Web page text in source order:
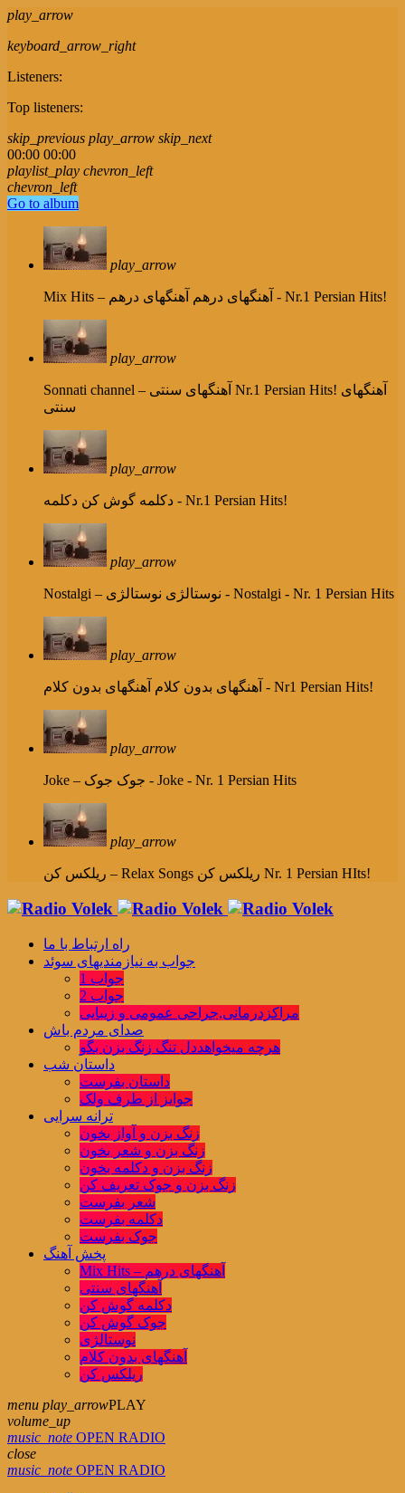
play_arrow
keyboard_arrow_right
Listeners:
Top listeners:
skip_previous play_arrow skip_next
00:00 00:00
playlist_play chevron_left
chevron_left
Go to album
play_arrow
Mix Hits – آهنگهای درهم آهنگهای درهم - Nr.1 Persian Hits!
play_arrow
Sonnati channel – آهنگهای سنتی Nr.1 Persian Hits! آهنگهای
سنتی
play_arrow
دکلمه گوش کن دکلمه - Nr.1 Persian Hits!
play_arrow
Nostalgi – نوستالژی نوستالژی - Nostalgi - Nr. 1 Persian Hits
play_arrow
آهنگهای بدون کلام آهنگهای بدون کلام - Nr1 Persian Hits!
play_arrow
Joke – جوک جوک - Joke - Nr. 1 Persian Hits
play_arrow
ریلکس کن – Relax Songs ریلکس کن Nr. 1 Persian HIts!
راه ارتباط با ما
جواب به نیازمندیهای سوئد
جواب 1
جواب 2
مراکزدرمانی,جراحی عمومی و زیبایی
صدای مردم باش
هرچه میخواهددل تنگ زنگ بزن بگو
داستان شب
داستان بفرست
جوایز از طرف ولک
ترانه سرایی
زنگ بزن و آواز بخون
زنگ بزن و شعر بخون
زنگ بزن و دکلمه بخون
زنگ بزن و جوک تعریف کن
شعر بفرست
دکلمه بفرست
جوک بفرست
پخش آهنگ
Mix Hits – آهنگهای درهم
آهنگهای سنتی
دکلمه گوش کن
جوک گوش کن
نوستالژی
آهنگهای بدون کلام
ریلکس کن
menu play_arrowPLAY
volume_up
music_note OPEN RADIO
close
music_note OPEN RADIO